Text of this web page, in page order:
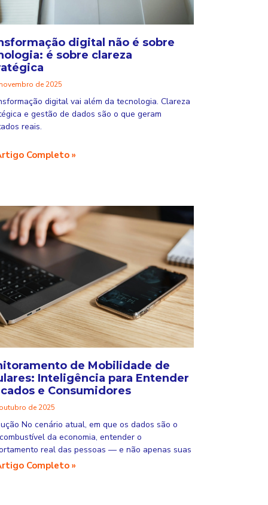
digital não é sobre
é sobre clareza
de 2025
digital vai além da tecnologia. Clareza
e gestão de dados são o que geram
reais.
Completo »
de Mobilidade de
Inteligência para Entender
e Consumidores
de 2025
No cenário atual, em que os dados são o
da economia, entender o
real das pessoas — e não apenas suas
Completo »